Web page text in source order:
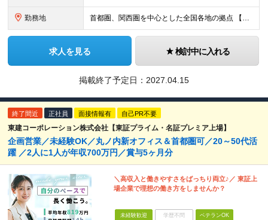
勤務地 首都圏、関西圏を中心とした全国各地の拠点 【首都圏・東海・関西】 東京、千葉、埼玉、神奈川、茨城、愛知、三重、岐阜、静岡、大阪、京都、奈良、滋賀、兵庫 【その他】 栃木、群馬、北海道、宮城、新潟、
求人を見る 検討中に入れる
掲載終了予定日： 2027.04.15
終了間近 正社員 面接情報有 自己PR不要
東建コーポレーション株式会社【東証プライム・名証プレミア上場】
企画営業／未経験OK／丸ノ内新オフィス＆首都圏可／20～50代活
躍 ／2人に1人が年収700万円／賞与5ヶ月分
＼高収入と働きやすさをばっちり両立♪／ 東証上
場企業で理想の働き方をしませんか？
未経験歓迎 学歴不問 ベテランOK